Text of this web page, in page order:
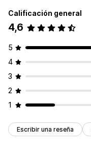
Calificación general
4,6
5
4
3
2
1
Escribir una reseña